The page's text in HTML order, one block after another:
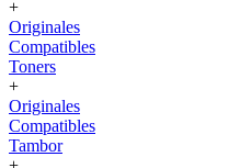
+
Originales
Compatibles
Toners
+
Originales
Compatibles
Tambor